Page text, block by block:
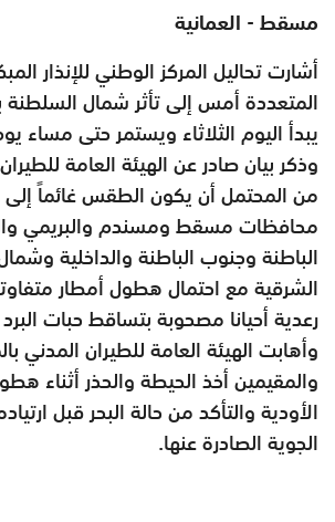
مسقط - العمانية
أشارت تحاليل المركز الوطني للإنذار
المتعددة أمس إلى تأثر شمال
يبدأ اليوم الثلاثاء ويستمر حتى مساء
وذكر بيان صادر عن الهيئة العامة
من المحتمل أن يكون الطقس غائماً إلى
محافظات مسقط ومسندم والبريمي
الباطنة وجنوب الباطنة والداخلية
الشرقية مع احتمال هطول أمطار
رعدية أحيانا مصحوبة بتساقط حبات
وأهابت الهيئة العامة للطيران المدني
والمقيمين أخذ الحيطة والحذر أثناء
الأودية والتأكد من حالة البحر قبل
الجوية الصادرة عنها.